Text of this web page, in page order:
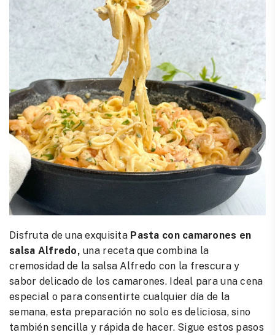
Disfruta de una exquisita Pasta con camarones en
salsa Alfredo, una receta que combina la
cremosidad de la salsa Alfredo con la frescura y
sabor delicado de los camarones. Ideal para una cena
especial o para consentirte cualquier día de la
semana, esta preparación no solo es deliciosa, sino
también sencilla y rápida de hacer. Sigue estos pasos